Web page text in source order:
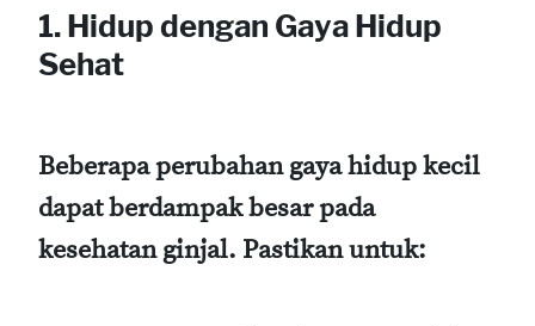
1. Hidup dengan Gaya Hidup
Sehat
Beberapa perubahan gaya hidup kecil
dapat berdampak besar pada
kesehatan ginjal. Pastikan untuk: